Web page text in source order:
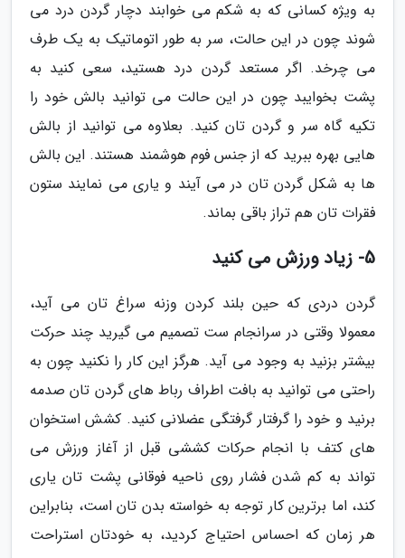
به ویژه کسانی که به شکم می خوابند دچار گردن درد می
شوند چون در این حالت، سر به طور اتوماتیک به یک طرف
می چرخد. اگر مستعد گردن درد هستید، سعی کنید به
پشت بخوایبد چون در این حالت می توانید بالش خود را
تکیه گاه سر و گردن تان کنید. بعلاوه می توانید از بالش
هایی بهره ببرید که از جنس فوم هوشمند هستند. این بالش
ها به شکل گردن تان در می آیند و یاری می نمایند ستون
فقرات تان هم تراز باقی بماند.
5- زیاد ورزش می کنید
گردن دردی که حین بلند کردن وزنه سراغ تان می آید،
معمولا وقتی در سرانجام ست تصمیم می گیرید چند حرکت
بیشتر بزنید به وجود می آید. هرگز این کار را نکنید چون به
راحتی می توانید به بافت اطراف رباط های گردن تان صدمه
برنید و خود را گرفتار گرفتگی عضلانی کنید. کشش استخوان
های کتف با انجام حرکات کششی قبل از آغاز ورزش می
تواند به کم شدن فشار روی ناحیه فوقانی پشت تان یاری
کند، اما برترین کار توجه به خواسته بدن تان است، بنابراین
هر زمان که احساس احتیاج کردید، به خودتان استراحت